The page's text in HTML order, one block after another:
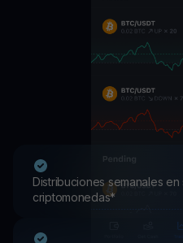
Distribuciones semanales
criptomonedas*